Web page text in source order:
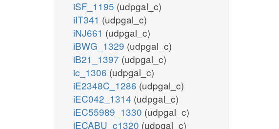
iSF_1195 (udpgal_c)
iIT341 (udpgal_c)
iNJ661 (udpgal_c)
iBWG_1329 (udpgal_c)
iB21_1397 (udpgal_c)
ic_1306 (udpgal_c)
iE2348C_1286 (udpgal_c)
iEC042_1314 (udpgal_c)
iEC55989_1330 (udpgal_c)
iECABU_c1320 (udpgal_c)